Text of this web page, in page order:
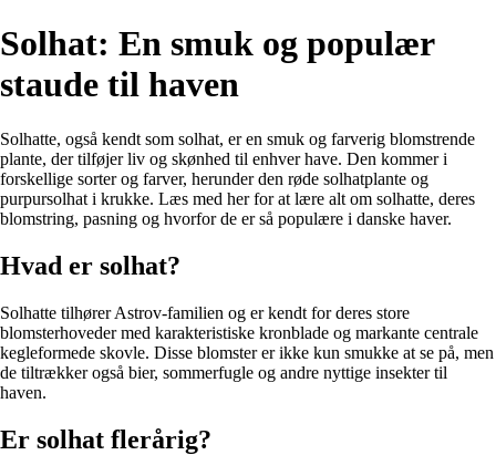
Solhat: En smuk og populær
staude til haven
Solhatte, også kendt som solhat, er en smuk og farverig blomstrende
plante, der tilføjer liv og skønhed til enhver have. Den kommer i
forskellige sorter og farver, herunder den røde solhatplante og
purpursolhat i krukke. Læs med her for at lære alt om solhatte, deres
blomstring, pasning og hvorfor de er så populære i danske haver.
Hvad er solhat?
Solhatte tilhører Astrov-familien og er kendt for deres store
blomsterhoveder med karakteristiske kronblade og markante centrale
kegleformede skovle. Disse blomster er ikke kun smukke at se på, men
de tiltrækker også bier, sommerfugle og andre nyttige insekter til
haven.
Er solhat flerårig?